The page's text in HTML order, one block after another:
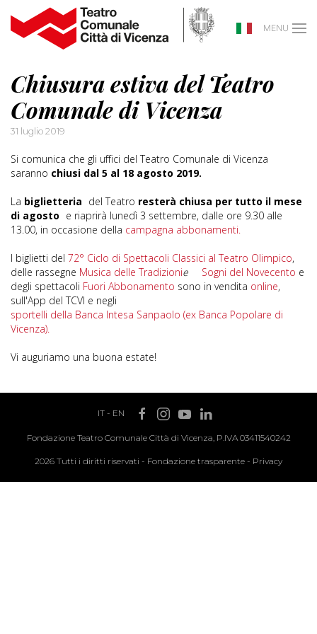
MENU
Chiusura estiva del Teatro
Comunale di Vicenza
31 luglio 2019
Si comunica che gli uffici del Teatro Comunale di Vicenza
saranno chiusi dal 5 al 18 agosto 2019.
La biglietteria del Teatro resterà chiusa per tutto il mese
di agosto e riaprirà lunedì 3 settembre, dalle ore 9.30 alle
13.00, in occasione della campagna abbonamenti.
I biglietti del 72° Ciclo di Spettacoli Classici al Teatro Olimpico,
delle rassegne Musica delle Tradizionie Sogni del Novecento e
degli spettacoli Fuori Abbonamento sono in vendita online,
sull'App del TCVI e negli
sportelli della Banca Intesa Sanpaolo (ex Banca Popolare di
Vicenza).
Vi auguriamo una buona estate!
IT- EN
Fondazione Teatro Comunale Città di Vicenza, P.IVA 03411540242
2026 Tutti i diritti riservati - Fondazione trasparente - Privacy